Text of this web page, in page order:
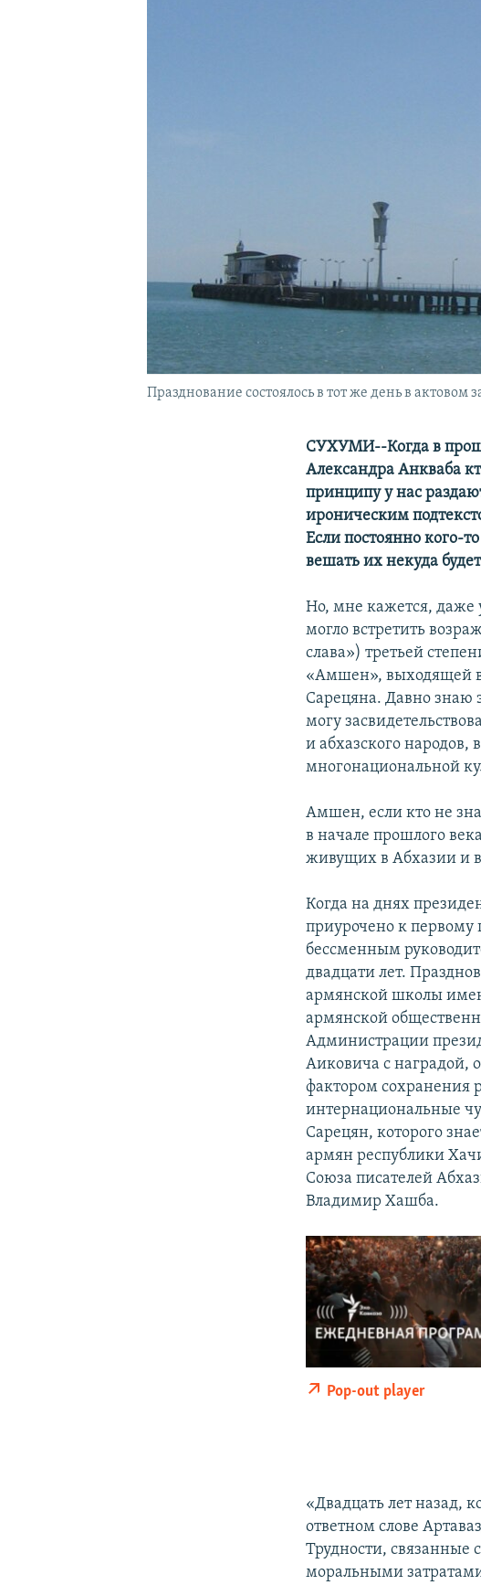
Празднование состоялось в тот же день в
СУХУМИ--Когда в
Александра Анкваба
принципу у нас
ироническим
Если постоянно кого-
вешать их некуда
Но, мне кажется, даже
могло встретить
слава») третьей
«Амшен», выходящей в
Сарецяна. Давно знаю
могу
и абхазского народов,
многонациональной
Амшен, если кто не
в начале прошлого
живущих в Абхазии и
Когда на днях
приурочено к
бессменным
двадцати лет.
армянской школы
армянской
Администрации
Аиковича с наградой,
фактором сохранения
интернациональные
Сарецян, которого
армян республики
Союза писателей
Владимир Хашба.
Pop-out player
«Двадцать лет назад,
ответном слове
Трудности,
моральными